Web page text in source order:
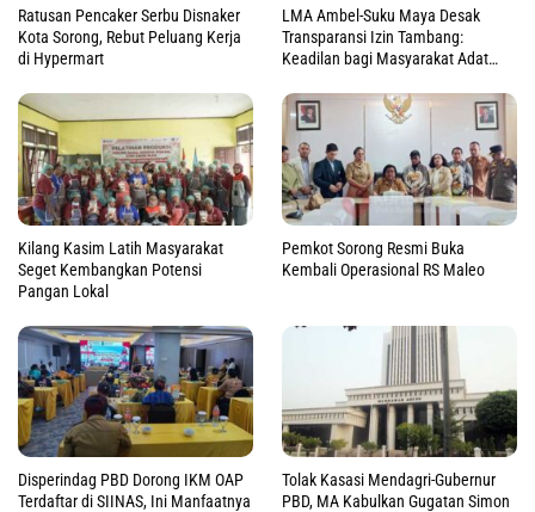
Ratusan Pencaker Serbu Disnaker
Kota Sorong, Rebut Peluang Kerja
di Hypermart
LMA Ambel-Suku Maya Desak
Transparansi Izin Tambang:
Keadilan bagi Masyarakat Adat
Kilang Kasim Latih Masyarakat
Seget Kembangkan Potensi
Pangan Lokal
Pemkot Sorong Resmi Buka
Kembali Operasional RS Maleo
Disperindag PBD Dorong IKM OAP
Terdaftar di SIINAS, Ini Manfaatnya
Tolak Kasasi Mendagri-Gubernur
PBD, MA Kabulkan Gugatan Simon